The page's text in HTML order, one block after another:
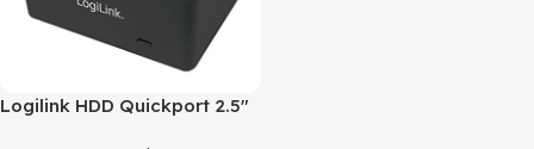
Logilink HDD Quickport 2.5″